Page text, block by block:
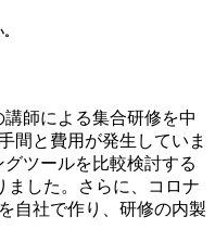
師による集合研修を中
間と費用が発生していま
ツールを比較検討する
ました。さらに、コロナ
自社で作り、研修の内製